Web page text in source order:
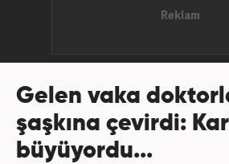
Gelen vaka
şaşkına çevirdi:
büyüyordu...